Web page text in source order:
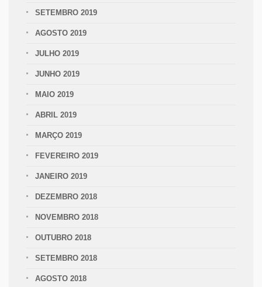
SETEMBRO 2019
AGOSTO 2019
JULHO 2019
JUNHO 2019
MAIO 2019
ABRIL 2019
MARÇO 2019
FEVEREIRO 2019
JANEIRO 2019
DEZEMBRO 2018
NOVEMBRO 2018
OUTUBRO 2018
SETEMBRO 2018
AGOSTO 2018